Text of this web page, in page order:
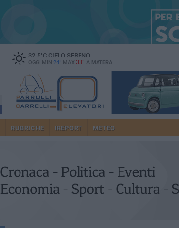
32.5°CCIELO SERENO
OGGI MIN 24° MAX 33° A MATERA
RUBRICHE IREPORT METEO